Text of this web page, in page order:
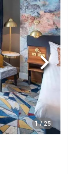
1 / 25